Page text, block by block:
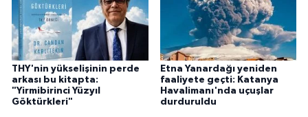
THY'nin yükselişinin perde
arkası bu kitapta:
"Yirmibirinci Yüzyıl
Göktürkleri"
Etna Yanardağı yeniden
faaliyete geçti: Katanya
Havalimanı'nda uçuşlar
durduruldu